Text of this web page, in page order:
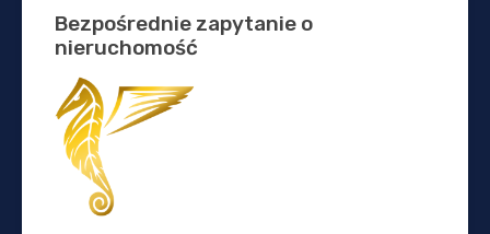
Bezpośrednie zapytanie o
nieruchomość